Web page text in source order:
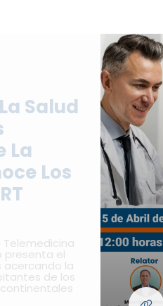
Salud
La
Los
Telemedicina
presenta el
acercando la
de los